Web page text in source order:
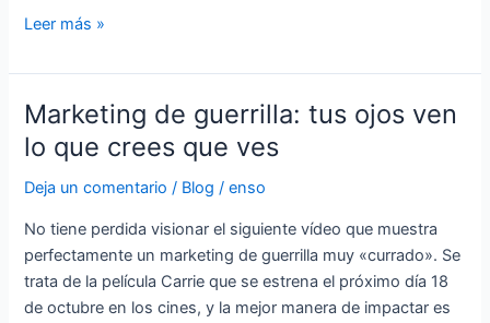
Leer más »
Marketing de guerrilla: tus ojos ven
lo que crees que ves
Deja un comentario / Blog /enso
No tiene perdida visionar el siguiente vídeo que muestra
perfectamente un marketing de guerrilla muy «currado». Se
trata de la película Carrie que se estrena el próximo día 18
de octubre en los cines, y la mejor manera de impactar es
Marketing
de
guerrilla:
tus
ven
lo
que